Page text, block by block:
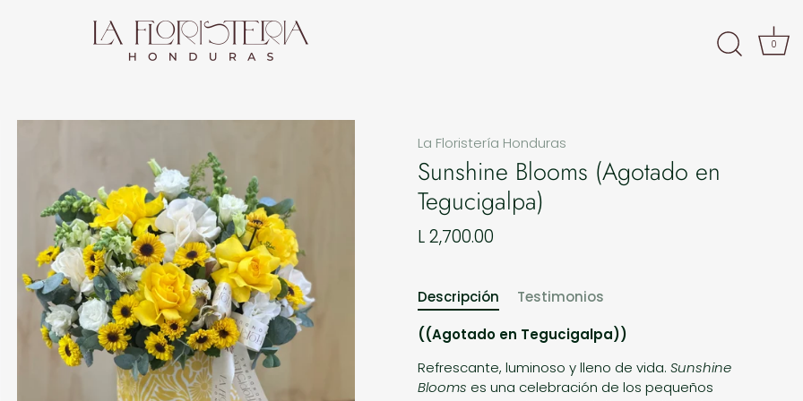
0
La Floristería Honduras
Sunshine Blooms (Agotado en
Tegucigalpa)
L 2,700.00
Descripción
Testimonios
((Agotado en Tegucigalpa))
Refrescante, luminoso y lleno de vida. Sunshine
Blooms es una celebración de los pequeños